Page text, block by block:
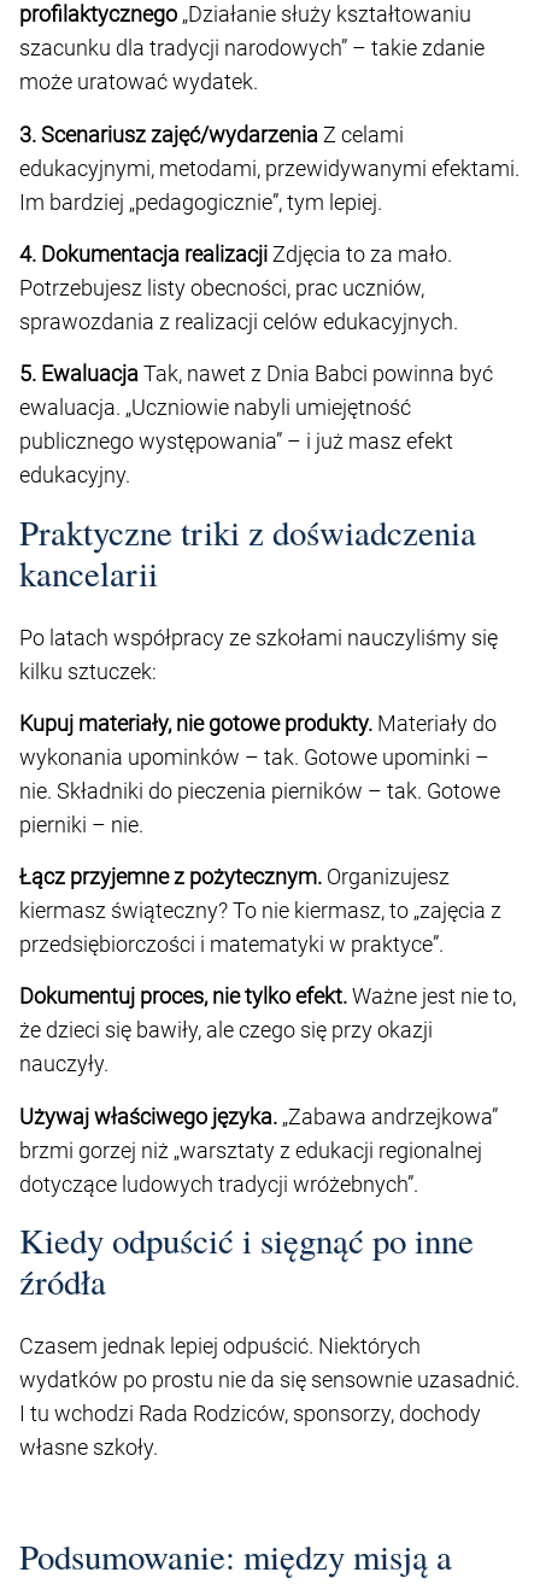
profilaktycznego „Działanie służy kształtowaniu
szacunku dla tradycji narodowych” – takie zdanie
może uratować wydatek.
3. Scenariusz zajęć/wydarzenia Z celami
edukacyjnymi, metodami, przewidywanymi efektami.
Im bardziej „pedagogicznie”, tym lepiej.
4. Dokumentacja realizacji Zdjęcia to za mało.
Potrzebujesz listy obecności, prac uczniów,
sprawozdania z realizacji celów edukacyjnych.
5. EwaluacjaTak, nawet z Dnia Babci powinna być
ewaluacja. „Uczniowie nabyli umiejętność
publicznego występowania” – i już masz efekt
edukacyjny.
Praktyczne triki z doświadczenia
kancelarii
Po latach współpracy ze szkołami nauczyliśmy się
kilku sztuczek:
Kupuj materiały, nie gotowe produkty. Materiały do
wykonania upominków – tak. Gotowe upominki –
nie. Składniki do pieczenia pierników – tak. Gotowe
pierniki – nie.
Łącz przyjemne z pożytecznym. Organizujesz
kiermasz świąteczny? To nie kiermasz, to „zajęcia z
przedsiębiorczości i matematyki w praktyce”.
Dokumentuj proces, nie tylko efekt.Ważne jest nie to,
że dzieci się bawiły, ale czego się przy okazji
nauczyły.
Używaj właściwego języka. „Zabawa andrzejkowa”
brzmi gorzej niż „warsztaty z edukacji regionalnej
dotyczące ludowych tradycji wróżebnych”.
Kiedy odpuścić i sięgnąć po inne
źródła
Czasem jednak lepiej odpuścić. Niektórych
wydatków po prostu nie da się sensownie uzasadnić.
I tu wchodzi Rada Rodziców, sponsorzy, dochody
własne szkoły.
Podsumowanie: między misją a